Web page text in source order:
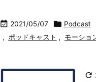
 2021/05/07  Podcast
, ポッドキャスト , モーショ
